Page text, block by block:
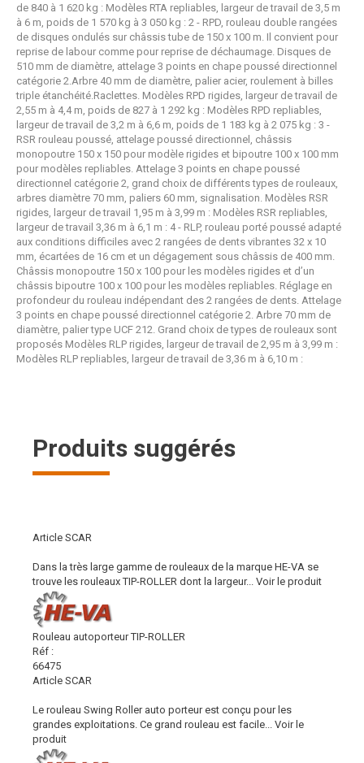
de 840 à 1 620 kg : Modèles RTA repliables, largeur de travail de 3,5 m
à 6 m, poids de 1 570 kg à 3 050 kg : 2 - RPD, rouleau double rangées
de disques ondulés sur châssis tube de 150 x 100 m. Il convient pour
reprise de labour comme pour reprise de déchaumage. Disques de
510 mm de diamètre, attelage 3 points en chape poussé directionnel
catégorie 2.Arbre 40 mm de diamètre, palier acier, roulement à billes
triple étanchéité.Raclettes. Modèles RPD rigides, largeur de travail de
2,55 m à 4,4 m, poids de 827 à 1 292 kg : Modèles RPD repliables,
largeur de travail de 3,2 m à 6,6 m, poids de 1 183 kg à 2 075 kg : 3 -
RSR rouleau poussé, attelage poussé directionnel, châssis
monopoutre 150 x 150 pour modèle rigides et bipoutre 100 x 100 mm
pour modèles repliables. Attelage 3 points en chape poussé
directionnel catégorie 2, grand choix de différents types de rouleaux,
arbres diamètre 70 mm, paliers 60 mm, signalisation. Modèles RSR
rigides, largeur de travail 1,95 m à 3,99 m : Modèles RSR repliables,
largeur de travail 3,36 m à 6,1 m : 4 - RLP, rouleau porté poussé adapté
aux conditions difficiles avec 2 rangées de dents vibrantes 32 x 10
mm, écartées de 16 cm et un dégagement sous châssis de 400 mm.
Châssis monopoutre 150 x 100 pour les modèles rigides et d’un
châssis bipoutre 100 x 100 pour les modèles repliables. Réglage en
profondeur du rouleau indépendant des 2 rangées de dents. Attelage
3 points en chape poussé directionnel catégorie 2. Arbre 70 mm de
diamètre, palier type UCF 212. Grand choix de types de rouleaux sont
proposés Modèles RLP rigides, largeur de travail de 2,95 m à 3,99 m :
Modèles RLP repliables, largeur de travail de 3,36 m à 6,10 m :
Produits suggérés
Article SCAR
Dans la très large gamme de rouleaux de la marque HE-VA se
trouve les rouleaux TIP-ROLLER dont la largeur...
Voir le produit
Rouleau autoporteur TIP-ROLLER
Réf :
66475
Article SCAR
Le rouleau Swing Roller auto porteur est conçu pour les
grandes exploitations. Ce grand rouleau est facile...
Voir le
produit